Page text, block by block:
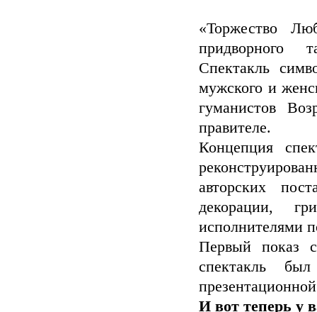
«Торжество
придворного
Спектакль
мужского и
гуманистов
правителе.
Концепция
авторских
декорации,
исполнителями
Первый показ
спектакль
И вот теперь у